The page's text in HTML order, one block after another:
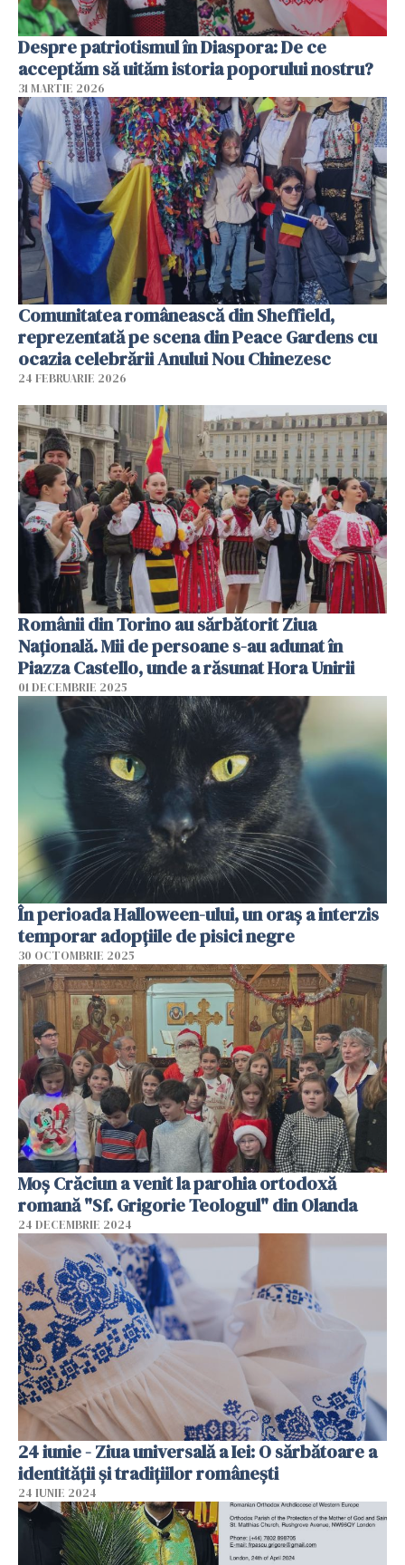
Despre patriotismul în Diaspora: De ce
acceptăm să uităm istoria poporului nostru?
31 MARTIE 2026
Comunitatea românească din Sheffield,
reprezentată pe scena din Peace Gardens cu
ocazia celebrării Anului Nou Chinezesc
24 FEBRUARIE 2026
Românii din Torino au sărbătorit Ziua
Națională. Mii de persoane s-au adunat în
Piazza Castello, unde a răsunat Hora Unirii
01 DECEMBRIE 2025
În perioada Halloween-ului, un oraș a interzis
temporar adopțiile de pisici negre
30 OCTOMBRIE 2025
Moș Crăciun a venit la parohia ortodoxă
romană "Sf. Grigorie Teologul" din Olanda
24 DECEMBRIE 2024
24 iunie - Ziua universală a Iei: O sărbătoare a
identității și tradițiilor românești
24 IUNIE 2024